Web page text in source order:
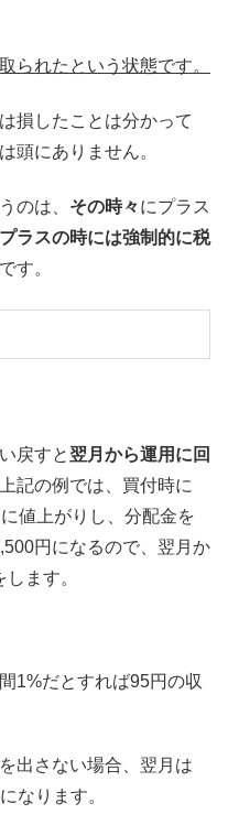
られたという状態です。
損したことは分かって
頭にありません。
のは、 その時々にプラス
プラスの時には強制的に税
す。
戻すと 翌月から運用に回
記の例では、買付時に
値上がりし、分配金を
円になるので、翌月か
ます。
1%だとすれば95円の収
出さない場合、翌月は
なります。